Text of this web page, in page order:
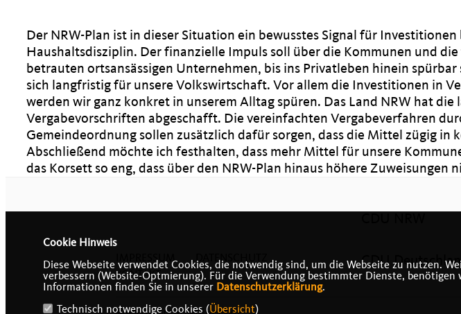
Der NRW-Plan ist in dieser Situation ein bewusstes Signal für
Haushaltsdisziplin. Der finanzielle Impuls soll über die Kommunen und
betrauten ortsansässigen Unternehmen, bis ins Privatleben hinein
sich langfristig für unsere Volkswirtschaft. Vor allem die Investitionen in
werden wir ganz konkret in unserem Alltag spüren. Das Land NRW hat die
Vergabevorschriften abgeschafft. Die vereinfachten Vergabeverfahren
Gemeindeordnung sollen zusätzlich dafür sorgen, dass die Mittel zügig in
Abschließend möchte ich festhalten, dass mehr Mittel für unsere
das Korsett so eng, dass über den NRW-Plan hinaus höhere Zuweisungen
IMPRESSUM
DATENSCHUTZ
KONTAKT
CDU
@2026 CDU Kreisverband Heinsberg
Cookie Hinweis
Diese Webseite verwendet Cookies, die notwendig sind, um die Webseite zu nutzen.
verbessern (Website-Optmierung). Für die Verwendung bestimmter Dienste,
Informationen finden Sie in unserer Datenschutzerklärung.
Technisch notwendige Cookies (Übersicht)